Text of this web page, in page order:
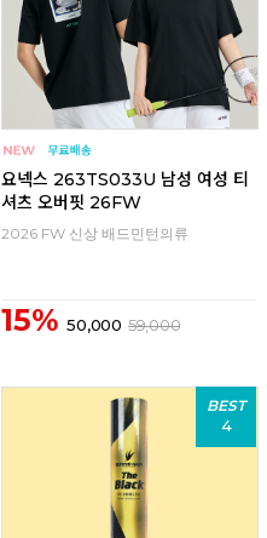
요넥스 263TS033U 남성 여성 티
셔츠 오버핏 26FW
2026 FW 신상 배드민턴의류
15% 50,000 59,000
BEST
4